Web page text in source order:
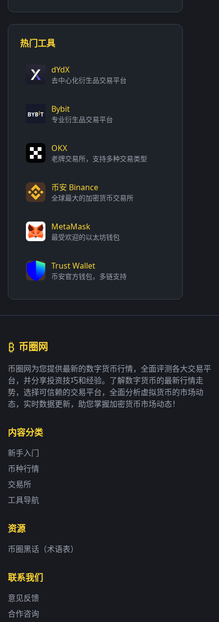
热门工具
dYdX
去中心化衍生品交易平台
Bybit
专业衍生品交易平台
OKX
老牌交易所，支持多种交易类型
币安 Binance
全球最大的加密货币交易所
MetaMask
最受欢迎的以太坊钱包
Trust Wallet
币安官方钱包，多链支持
₿ 币圈网
币圈网为您提供最新的数字货币行情，全面评测各大交易平
台，并分享投资技巧和经验。了解数字货币的最新行情走
势，选择可信赖的交易平台，全面分析虚拟货币的市场动
态，实时数据更新，助您掌握加密货币市场动态！
内容分类
新手入门
币种行情
交易所
工具导航
资源
币圈黑话（术语表）
联系我们
意见反馈
合作咨询